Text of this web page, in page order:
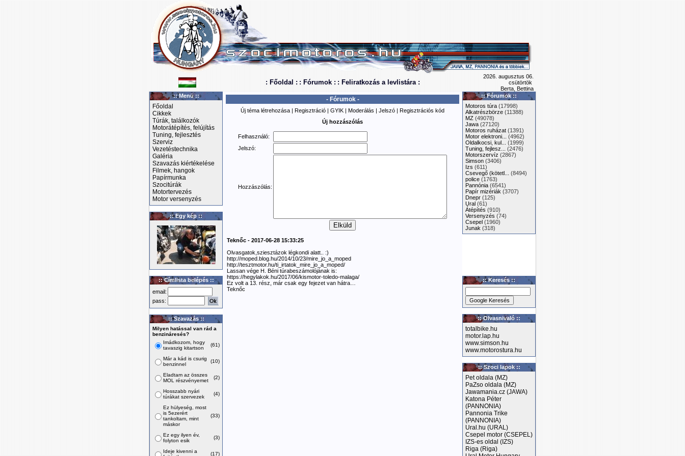
: Főoldal : : Fórumok : : Feliratkozás a levlistára :
2026. augusztus 06.
csütörtök
Berta, Bettina
:: Menü ::
Főoldal
Cikkek
Túrák, találkozók
Motorátépítés, felújítás
Tuning, fejlesztés
Szerviz
Vezetéstechnika
Galéria
Szavazás kiértékelése
Filmek, hangok
Papírmunka
Szocitúrák
Motortervezés
Motor versenyzés
:: Egy kép ::
:: Címlista belépés ::
email:
pass:
:: Szavazás ::
Milyen hatással van rád a
benzináresés?
Imádkozom, hogy
tavaszig kitartson
(61)
Már a kád is csurig
benzinnel
(10)
Eladtam az összes
MOL részvényemet
(2)
Hosszabb nyári
túrákat szervezek
(4)
Ez hülyeség, most
is 5ezerért
tankoltam, mint
máskor
(33)
Ez egy ilyen év,
folyton esik
(3)
Ideje kivenni a
(17)
- Fórumok -
Új téma létrehozása | Regisztráció | GYIK | Moderálás | Jelszó | Regisztrációs kód
Új hozzászólás
Felhasználó:
Jelszó:
Hozzászólás:
Teknőc - 2017-06-28 15:33:25
Olvasgatok,sziesztázok légkondi alatt.. :)
http://moped.blog.hu/2014/10/23/mire_jo_a_moped
http://tesztmotor.hu/ti_irtatok_mire_jo_a_moped/
Lassan vége H. Béni túrabeszámolójának is:
https://hegylakok.hu/2017/06/kismotor-toledo-malaga/
Ez volt a 13. rész, már csak egy fejezet van hátra…
Teknőc
:: Fórumok ::
Motoros túra (17998)
Alkatrészbörze (11388)
MZ (49078)
Jawa (27120)
Motoros ruházat (1391)
Motor elektroni...
(4962)
Oldalkocsi, kul...
(1999)
Tuning, fejlesz...
(2476)
Motorszervíz (2867)
Simson (3406)
Izs (611)
Csevegő (kötetl...
(8494)
police (1763)
Pannónia (6541)
Papír mizériák (3707)
Dnepr (125)
Ural (61)
Átépítés (910)
Versenyzés (74)
Csepel (1960)
Junak (318)
:: Keresés ::
:: Olvasnivaló ::
totalbike.hu
motor.lap.hu
www.simson.hu
www.motorostura.hu
:: Szoci lapok ::
Pet oldala (MZ)
PaZso oldala (MZ)
Jawamania.cz (JAWA)
Katona Péter
(PANNONIA)
Pannonia Trike
(PANNONIA)
Ural.hu (URAL)
Csepel motor (CSEPEL)
IZS-es oldal (IZS)
Riga (Riga)